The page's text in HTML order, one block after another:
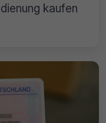
kaufen